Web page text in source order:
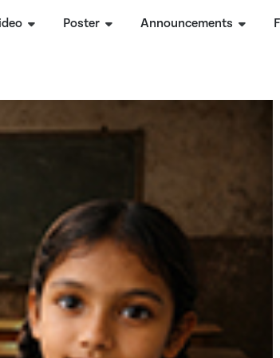
Poster Announcements